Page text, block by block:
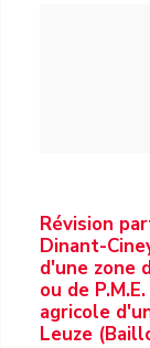
Révision
Dinant-
d'une zone
ou de
agricole
Leuze